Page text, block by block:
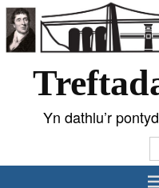
Yn dathlu’r